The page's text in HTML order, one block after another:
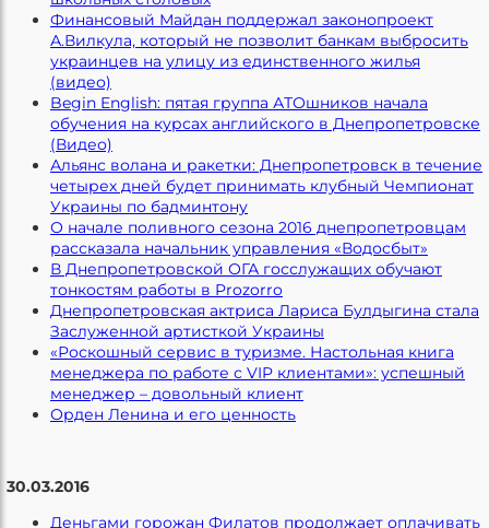
Финансовый Майдан поддержал законопроект
А.Вилкула, который не позволит банкам выбросить
украинцев на улицу из единственного жилья
(видео)
Begin English: пятая группа АТОшников начала
обучения на курсах английского в Днепропетровске
(Видео)
Альянс волана и ракетки: Днепропетровск в течение
четырех дней будет принимать клубный Чемпионат
Украины по бадминтону
О начале поливного сезона 2016 днепропетровцам
рассказала начальник управления «Водосбыт»
В Днепропетровской ОГА госслужащих обучают
тонкостям работы в Prozorro
Днепропетровская актриса Лариса Булдыгина стала
Заслуженной артисткой Украины
«Роскошный сервис в туризме. Настольная книга
менеджера по работе с VIP клиентами»: успешный
менеджер – довольный клиент
Орден Ленина и его ценность
30.03.2016
Деньгами горожан Филатов продолжает оплачивать